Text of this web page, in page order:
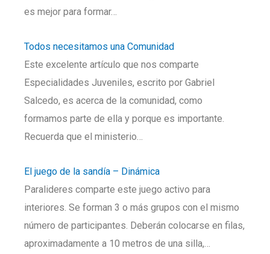
es mejor para formar…
Todos necesitamos una Comunidad
Este excelente artículo que nos comparte
Especialidades Juveniles, escrito por Gabriel
Salcedo, es acerca de la comunidad, como
formamos parte de ella y porque es importante.
Recuerda que el ministerio…
El juego de la sandía – Dinámica
Paralideres comparte este juego activo para
interiores. Se forman 3 o más grupos con el mismo
número de participantes. Deberán colocarse en filas,
aproximadamente a 10 metros de una silla,…